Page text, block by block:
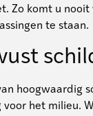
Zo komt u nooit
te staan.
hoogwaardig
voor het milieu.